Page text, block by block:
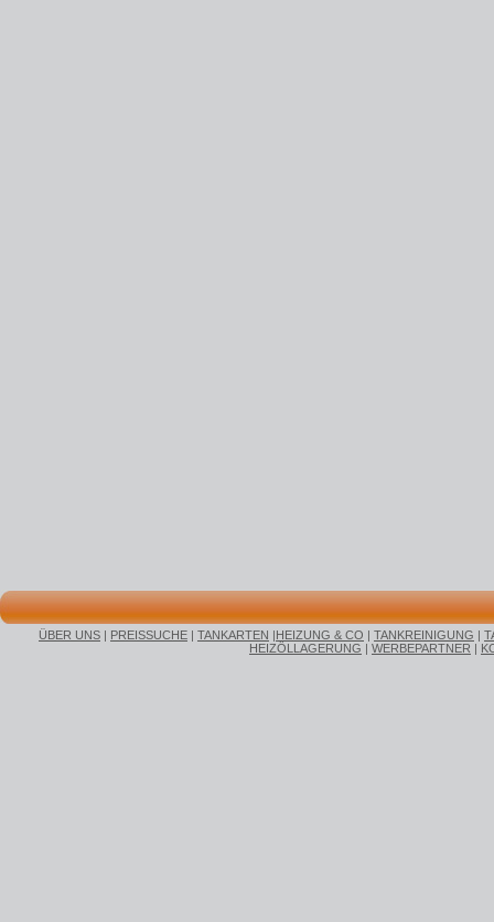
ÜBER UNS | PREISSUCHE | TANKARTEN |HEIZUNG & CO | TANKREINIGUNG |
HEIZÖLLAGERUNG | WERBEPARTNER |